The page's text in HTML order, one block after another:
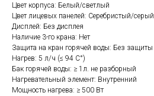
Цвет корпуса: Белый/светлый
Цвет лицевых панелей: Серебристый/серый
Дисплей: Без дисплея
Наличие 3-го крана: Нет
Защита на кран горячей воды: Без защиты
Нагрев: 5 л/ч (≤ 94 C°)
Бак горячей воды: ≥ 1л. не разборный
Нагревательный элемент: Внутренний
Мощность нагрева: ≥ 500 Вт